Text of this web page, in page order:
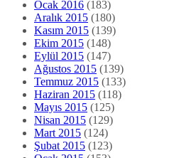
Ocak 2016 (183)
Aralık 2015 (180)
Kasım 2015 (139)
Ekim 2015 (148)
Eylül 2015 (147)
Ağustos 2015 (139)
Temmuz 2015 (133)
Haziran 2015 (118)
Mayıs 2015 (125)
Nisan 2015 (129)
Mart 2015 (124)
Şubat 2015 (123)